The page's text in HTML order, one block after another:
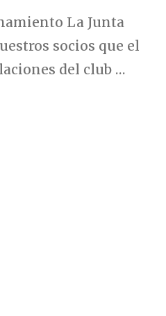
La Junta
socios que el
del club …